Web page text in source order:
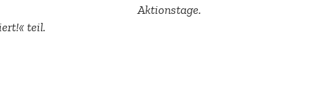
teil.
Aktionstage.